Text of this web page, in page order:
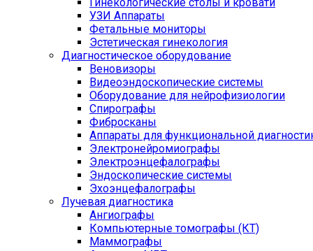
УЗИ Аппараты
Фетальные мониторы
Эстетическая гинекология
Диагностическое оборудование
Веновизоры
Видеоэндоскопические системы
Оборудование для нейрофизиологии
Спирографы
Фибросканы
Аппараты для функциональной
Электронейромиографы
Электроэнцефалографы
Эндоскопические системы
Эхоэнцефалографы
Лучевая диагностика
Ангиографы
Компьютерные томографы (КТ)
Маммографы